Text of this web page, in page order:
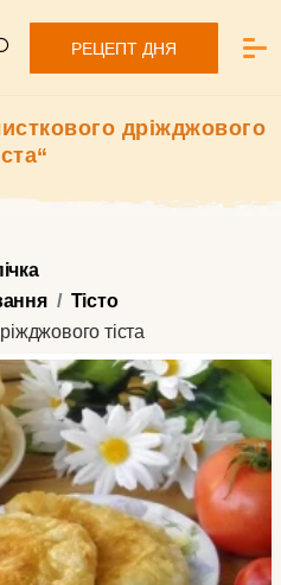
РЕЦЕПТ ДНЯ
дріжджового
Тісто
тіста